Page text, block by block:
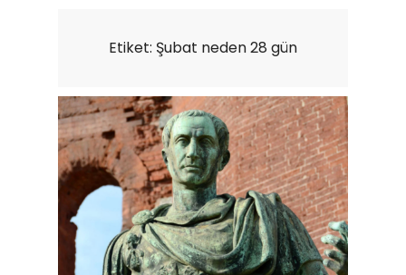
Etiket: Şubat neden 28 gün